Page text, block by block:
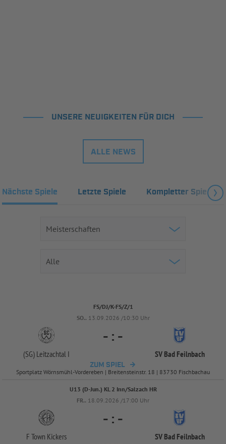
UNSERE NEUIGKEITEN FÜR DICH
ALLE NEWS
Nächste Spiele Letzte Spiele Kompletter Spielplan
FS/DJ/K-FS/Z/1
SO.. 13.09.2026 /10:30 Uhr
(SG) Leitzachtal I
- : -
SV Bad Feilnbach
ZUM SPIEL
Sportplatz Wörnsmühl-Vordereben | Breitensteinstr. 18 | 83730 Fischbachau
U13 (D-Jun.) KL 2 Inn/Salzach HR
FR.. 18.09.2026 /17:00 Uhr
F Town Kickers
- : -
SV Bad Feilnbach